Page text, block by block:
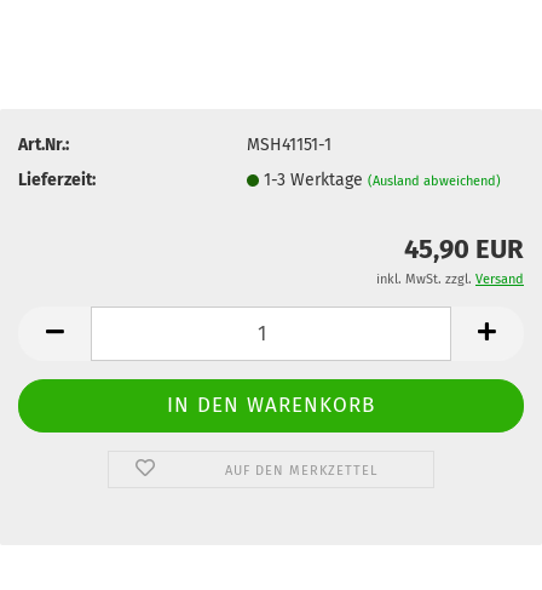
Art.Nr.:
MSH41151-1
Lieferzeit:
1-3 Werktage(Ausland abweichend)
45,90 EUR
inkl. MwSt. zzgl. Versand
AUF DEN MERKZETTEL